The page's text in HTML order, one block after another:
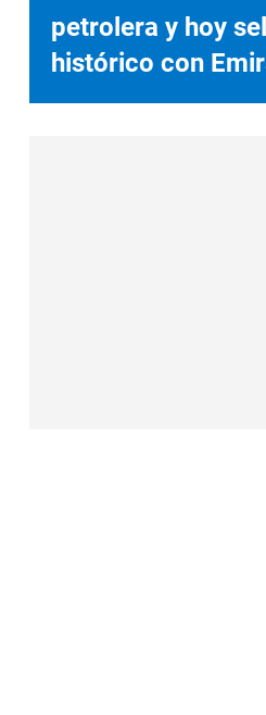
petrolera y hoy
histórico con